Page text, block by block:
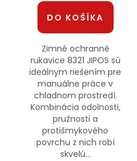
DO KOŠÍKA
Zimné ochranné
rukavice 8321 JIPOS sú
ideálnym riešením pre
manuálne práce v
chladnom prostredí.
Kombinácia odolnosti,
pružnosti a
protišmykového
povrchu z nich robí
skvelú...